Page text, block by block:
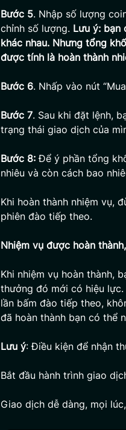
Bước 5. Nhập số lượng
chỉnh số lượng. Lưu ý: bạn
khác nhau. Nhưng tổng
được tính là hoàn thành
Bước 6. Nhấp vào nút
Bước 7. Sau khi đặt lệnh,
trạng thái giao dịch của
Bước 8: Để ý phần tổng
nhiêu và còn cách bao
Khi hoàn thành nhiệm vụ,
phiên đào tiếp theo.
Nhiệm vụ được hoàn
Khi nhiệm vụ hoàn thành,
thưởng đó mới có hiệu
lần bấm đào tiếp theo,
đã hoàn thành bạn có thể
Lưu ý: Điều kiện để nhận
Bắt đầu hành trình giao
Giao dịch dễ dàng, mọi